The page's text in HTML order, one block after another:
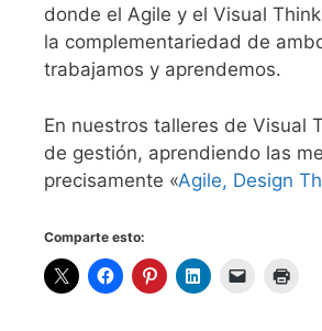
donde el Agile y el Visual
la complementariedad de
trabajamos y aprendemos.
En nuestros talleres de Visual
de gestión, aprendiendo las
precisamente «Agile, Design
Comparte esto: